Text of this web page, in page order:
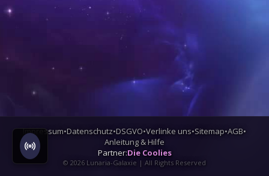
Impressum•Datenschutz•DSGVO•Verlinke uns•Sitemap•AGB•
Anleitung & Hilfe
Partner:Die Coolies
© 2026 Lunaria-Galaxie | All Rights Reserved